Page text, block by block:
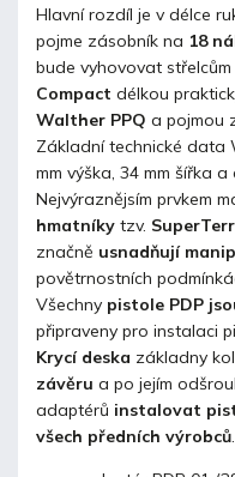
Hlavní rozdíl je v délce
pojme zásobník na 18
bude vyhovovat
Compact délkou
Walther PPQ a pojmou
Základní technické data
mm výška, 34 mm šířka
Nejvýraznějsím prvkem
hmatníky tzv.
značně usnadňují
povětrnostních
Všechny pistole PDP
připraveny pro instalaci
Krycí deska základny
závěru a po jejím
adaptérů instalovat
všech předních výrobců.